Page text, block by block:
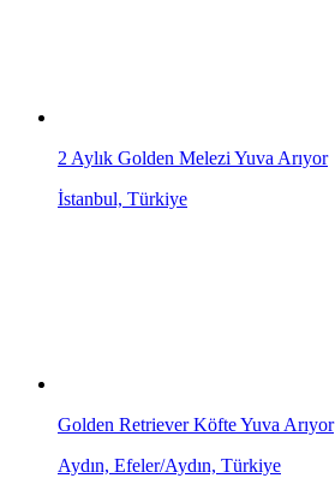
2 Aylık Golden Melezi Yuva Arıyor
İstanbul, Türkiye
Golden Retriever Köfte Yuva Arıyor
Aydın, Efeler/Aydın, Türkiye